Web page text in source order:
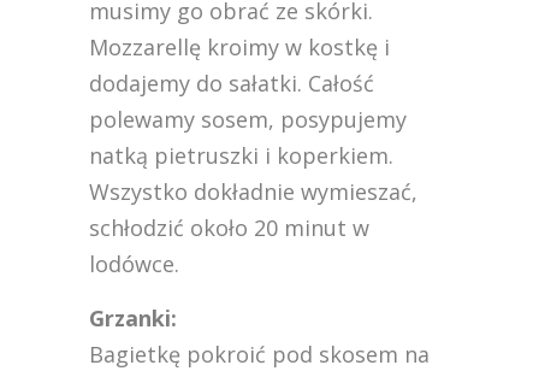
musimy go obrać ze skórki.
Mozzarellę kroimy w kostkę i
dodajemy do sałatki. Całość
polewamy sosem, posypujemy
natką pietruszki i koperkiem.
Wszystko dokładnie wymieszać,
schłodzić około 20 minut w
lodówce.
Grzanki:
Bagietkę pokroić pod skosem na